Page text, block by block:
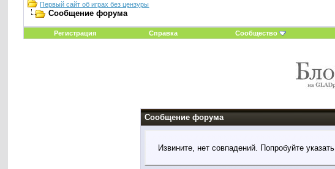
Первый сайт об играх без цензуры
Сообщение форума
Регистрация
Справка Сообщество
Сообщение форума
Извините, нет совпадений. Попробуйте